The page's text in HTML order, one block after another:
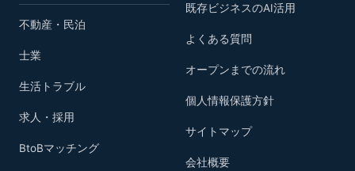
不動産・民泊
士業
生活トラブル
求人・採用
BtoBマッチング
既存ビジネスのAI活用
よくある質問
オープンまでの流れ
個人情報保護方針
サイトマップ
会社概要